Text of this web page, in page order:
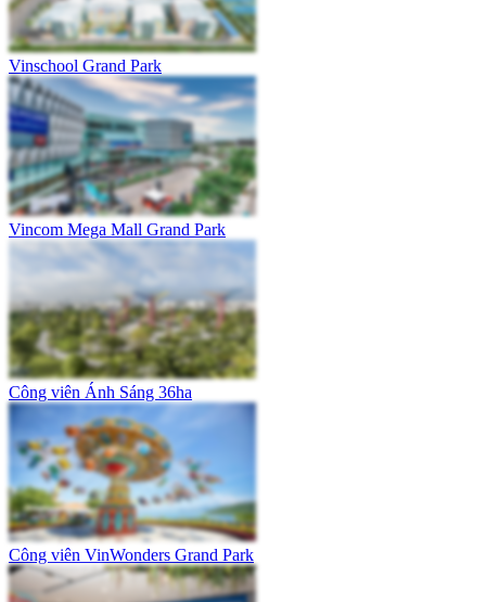
Vinschool Grand Park
Vincom Mega Mall Grand Park
Công viên Ánh Sáng 36ha
Công viên VinWonders Grand Park